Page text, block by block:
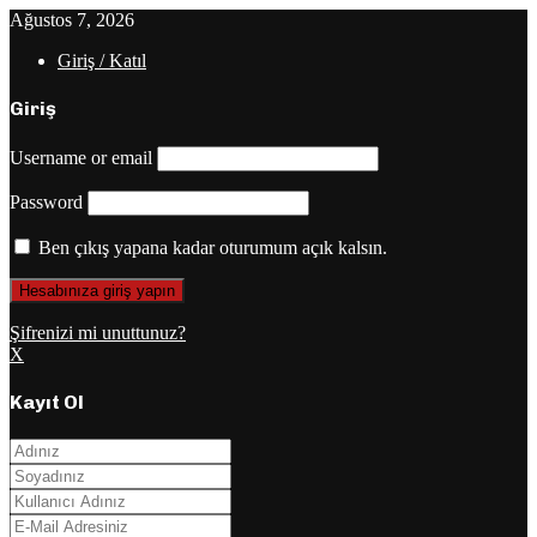
Ağustos 7, 2026
Giriş / Katıl
Giriş
Username or email
Password
Ben çıkış yapana kadar oturumum açık kalsın.
Şifrenizi mi unuttunuz?
X
Kayıt Ol